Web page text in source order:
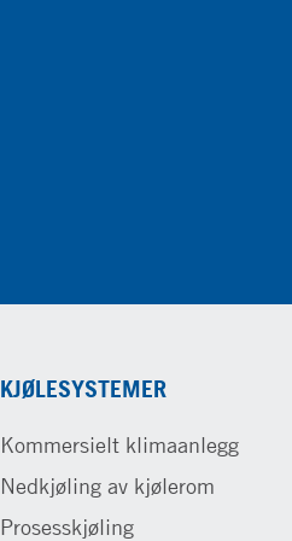
KJØLESYSTEMER
Kommersielt klimaanlegg
Nedkjøling av kjølerom
Prosesskjøling